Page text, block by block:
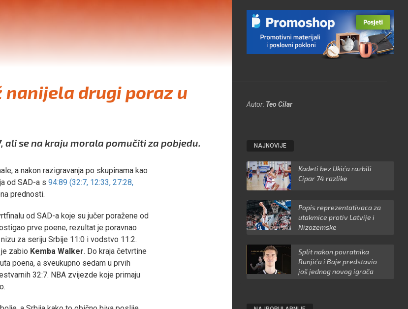
drugi poraz u
Autor: Teo Cilar
se na kraju morala pomučiti za pobjedu.
a nakon razigravanja po skupinama kao
od SAD-a s94:89 (32:7, 12:33, 27:28,
prednosti.
od SAD-a koje su jučer poražene od
prve poene, rezultat je poravnao
za seriju Srbije 11:0 i vodstvo 11:2.
zabio Kemba Walker. Do kraja četvrtine
poena, a sveukupno sedam u prvih
32:7. NBA zvijezde koje primaju
NAJNOVIJE
Kadeti bez Ukića razbili
Cipar 74 razlike
Popis reprezentativaca za
utakmice protiv Latvije i
Nizozemske
Split nakon povratnika
Runjića i Baje predstavio
još jednog novog igrača